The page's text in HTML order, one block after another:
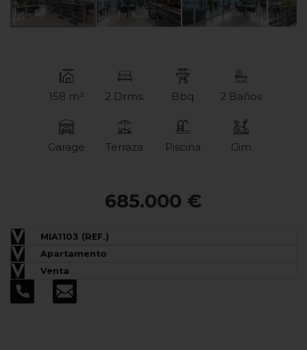
158 m² 2 Drms. Bbq 2 Baños
Garage Terraza Piscina Gim
685.000 €
MIA1103 (REF.)
Apartamento
Venta